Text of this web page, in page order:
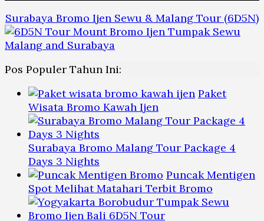
Surabaya Bromo Ijen Sewu & Malang Tour (6D5N)
Pos Populer Tahun Ini:
Paket
Wisata Bromo Kawah Ijen
Surabaya Bromo Malang Tour Package 4
Days 3 Nights
Puncak Mentigen
Spot Melihat Matahari Terbit Bromo